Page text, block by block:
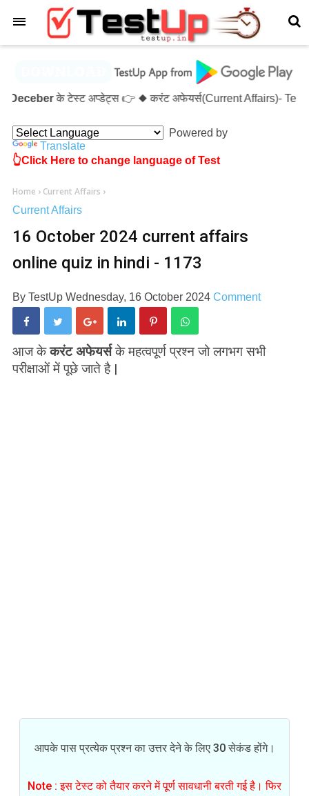
के टेस्ट अप्डेट्स 👉 ◆ करंट अफेयर्स(Current Affairs)- Test-
Powered by
Translate
👆Click Here to change language of Test
Home › Current Affairs ›
Current Affairs
16 October 2024 current affairs
online quiz in hindi - 1173
By TestUp Wednesday, 16 October 2024 Comment
आज केकरंट अफेयर्सके महत्वपूर्ण प्रश्न जो लगभग सभी
परीक्षाओं में पूछे जाते है |
आपके पास प्रत्येक प्रश्न का उत्तर देने के लिए 30 सेकंड होंगे।
Note : इस टेस्ट को तैयार करने में पूर्ण सावधानी बरती गई है। फिर